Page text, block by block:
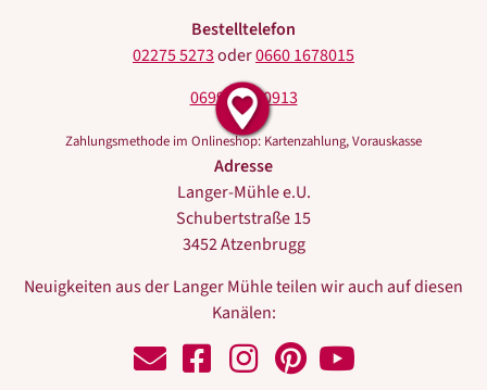
Bestelltelefon
02275 5273oder0660 1678015
0699 10440913
Zahlungsmethode im Onlineshop: Kartenzahlung, Vorauskasse
Adresse
Langer-Mühle e.U.
Schubertstraße 15
3452 Atzenbrugg
Neuigkeiten aus der Langer Mühle teilen wir auch auf diesen
Kanälen: